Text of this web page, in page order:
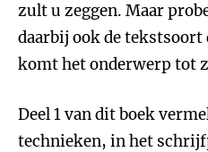
zult u zeggen. Maar
daarbij ook de tekstsoort
komt het onderwerp tot
Deel 1 van dit boek
technieken, in het